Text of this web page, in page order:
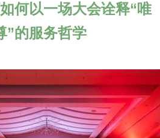
何以一场大会诠释“唯
”的服务哲学